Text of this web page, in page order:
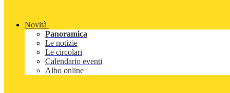
Novità
Panoramica
Le notizie
Le circolari
Calendario eventi
Albo online